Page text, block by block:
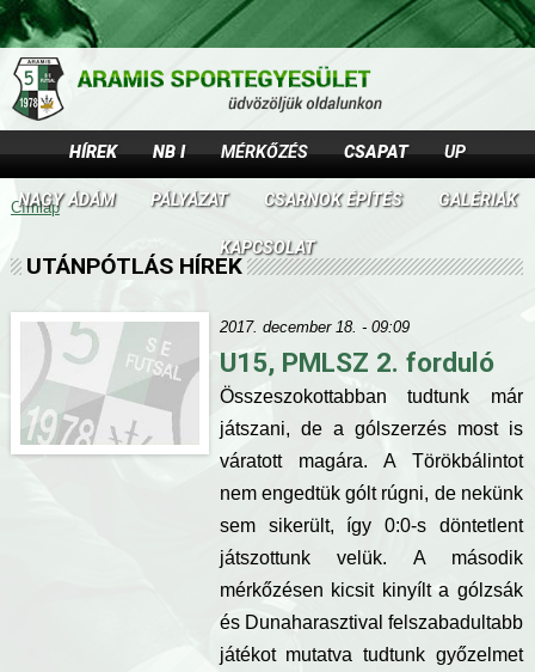
Jump to navigation
HÍREK NB I MÉRKŐZÉS CSAPAT UP
NAGY ÁDÁM PÁLYÁZAT CSARNOK ÉPÍTÉS GALÉRIÁK
KAPCSOLAT
Címlap
UTÁNPÓTLÁS HÍREK
2017. december 18. - 09:09
U15, PMLSZ 2. forduló
Összeszokottabban tudtunk már
játszani, de a gólszerzés most is
váratott magára. A Törökbálintot
nem engedtük gólt rúgni, de nekünk
sem sikerült, így 0:0-s döntetlent
játszottunk velük. A második
mérkőzésen kicsit kinyílt a gólzsák
és Dunaharasztival felszabadultabb
játékot mutatva tudtunk győzelmet